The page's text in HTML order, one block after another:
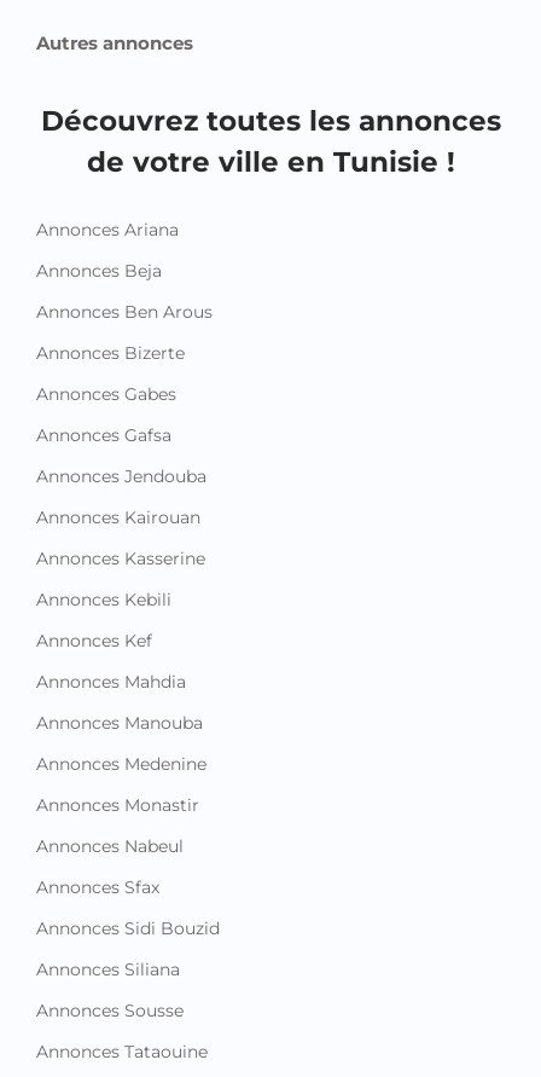
Autres annonces
Découvrez toutes les annonces
de votre ville en Tunisie !
Annonces Ariana
Annonces Beja
Annonces Ben Arous
Annonces Bizerte
Annonces Gabes
Annonces Gafsa
Annonces Jendouba
Annonces Kairouan
Annonces Kasserine
Annonces Kebili
Annonces Kef
Annonces Mahdia
Annonces Manouba
Annonces Medenine
Annonces Monastir
Annonces Nabeul
Annonces Sfax
Annonces Sidi Bouzid
Annonces Siliana
Annonces Sousse
Annonces Tataouine